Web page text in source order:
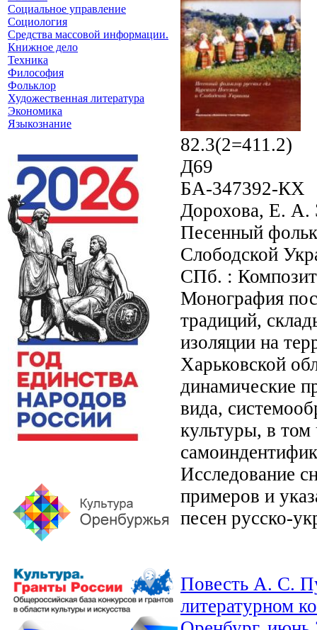
Социальное управление
Социология
Средства массовой информации.
Книжное дело
Техника
Философия
Фольклор
Художественная литература
Экономика
Языкознание
82.3(2=411.2)
Д69
БА-347392-КХ
Дорохова, Е. А.
Песенный
Слободской
СПб. :
Монография
традиций,
изоляции на
Харьковской
динамические
вида,
культуры, в том
Исследование
примеров и
песен русско-
Повесть А. С.
литературном